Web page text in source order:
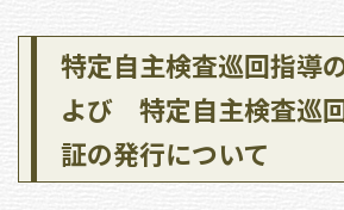
特定自主検査巡回指
よび 特定自主検査巡
証の発行について